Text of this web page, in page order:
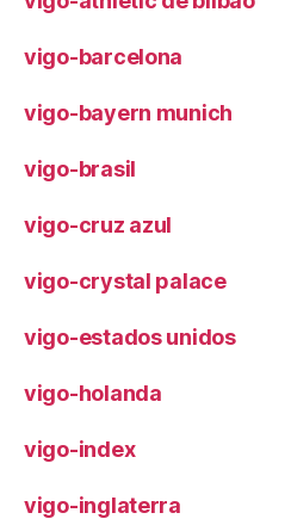
vigo-barcelona
vigo-bayern munich
vigo-brasil
vigo-cruz azul
vigo-crystal palace
vigo-estados unidos
vigo-holanda
vigo-index
vigo-inglaterra